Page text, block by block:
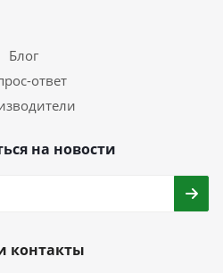
Блог
ответ
на новости
контакты